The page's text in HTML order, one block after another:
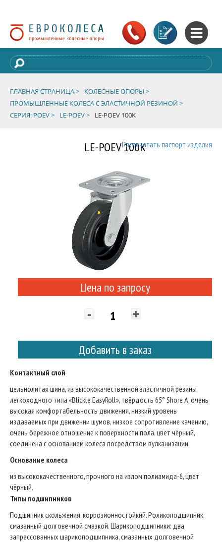
ГЛАВНАЯ СТРАНИЦА >
КОЛЕСНЫЕ ОПОРЫ >
ПРОМЫШЛЕННЫЕ КОЛЕСА С ЭЛАСТИЧНОЙ РЕЗИНОЙ >
СЕРИЯ: POEV >
LE-POEV > LE-POEV 100K
LE-POEV 100KРаспечатать паспорт изделия
Цена по запросу
- +
Добавить в заказ
Контактный слой
цельнолитая шина, из высококачественной эластичной резины
легкоходного типа «Blickle EasyRoll», твёрдость 65° Shore A, очень
высокая комфортабельность движения, низкий уровень
издаваемых при движении шумов, низкое сопротивление качению,
очень бережное отношение к поверхности пола, цвет чёрный,
соединена с основанием колеса посредством вулканизации.
Основание колеса
из высококачественного, прочного на излом полиамида-6, цвет
чёрный.
Типы подшипников
Подшипник скольжения, коррозионностойкий. Роликоподшипник,
смазанный долговечной смазкой. Шарикоподшипники: два
запрессованных шарикоподшипника, смазанных долговечной